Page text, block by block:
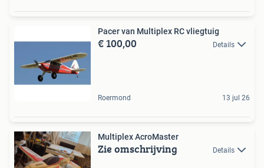
Pacer van Multiplex RC vliegtuig
€ 100,00 Details
Roermond 13 jul 26
Multiplex AcroMaster
Zie omschrijving Details